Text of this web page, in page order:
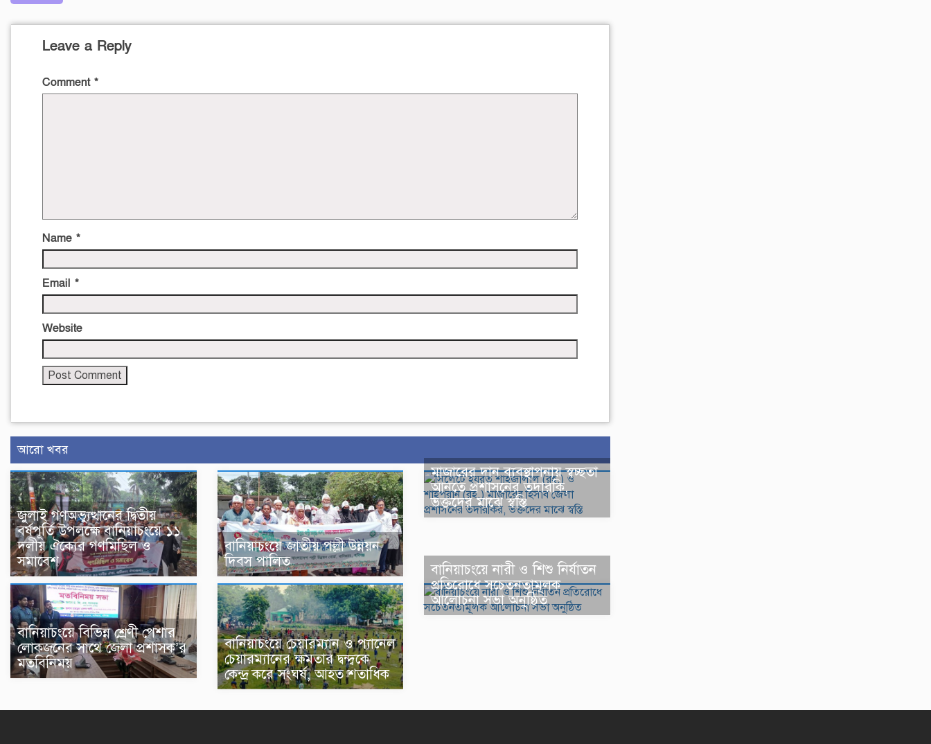
Leave a Reply
Comment *
Name *
Email *
Website
আরো খবর
জুলাই গণঅভ্যুত্থানের দ্বিতীয়
বর্ষপূর্তি উপলক্ষে বানিয়াচংয়ে ১১
দলীয় ঐক্যের গণমিছিল ও
সমাবেশ
বানিয়াচংয়ে জাতীয় পল্লী উন্নয়ন
দিবস পালিত
মাজারের দান ব্যবস্থাপনায় স্বচ্ছতা
আনতে প্রশাসনের তদারকি,
ভক্তদের মাঝে স্বস্তি
বানিয়াচংয়ে বিভিন্ন শ্রেণী পেশার
লোকজনের সাথে জেলা প্রশাসক’র
মতবিনিময়
বানিয়াচংয়ে চেয়ারম্যান ও প্যানেল
চেয়ারম্যানের ক্ষমতার দ্বন্দ্বকে
কেন্দ্র করে সংঘর্ষ, আহত শতাধিক
বানিয়াচংয়ে নারী ও শিশু নির্যাতন
প্রতিরোধে সচেতনতামূলক
আলোচনা সভা অনুষ্ঠিত